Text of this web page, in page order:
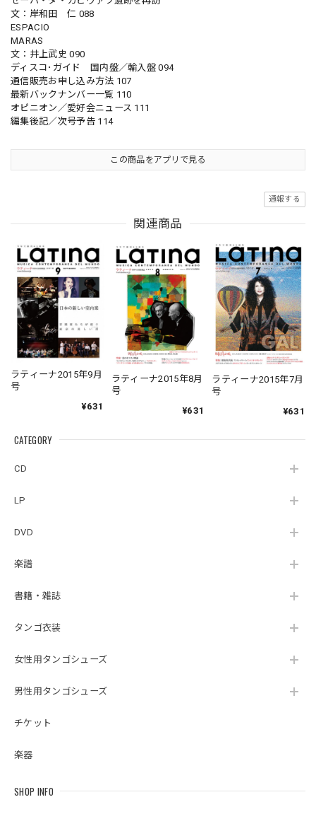
CATEGORY
CD
LP
DVD
楽譜
書籍・雑誌
タンゴ衣装
女性用タンゴシューズ
男性用タンゴシューズ
チケット
楽器
SHOP INFO
文：岸和田 仁 088
ESPACIO
MARAS
文：井上武史 090
ディスコ･ガイド 国内盤／輸入盤 094
通信販売お申し込み方法 107
最新バックナンバー一覧 110
オピニオン／愛好会ニュース 111
編集後記／次号予告 114
この商品をアプリで見る
通報する
関連商品
ラティーナ2015年9月
号
¥631
ラティーナ2015年8月
号
¥631
ラティーナ2015年7月
号
¥631